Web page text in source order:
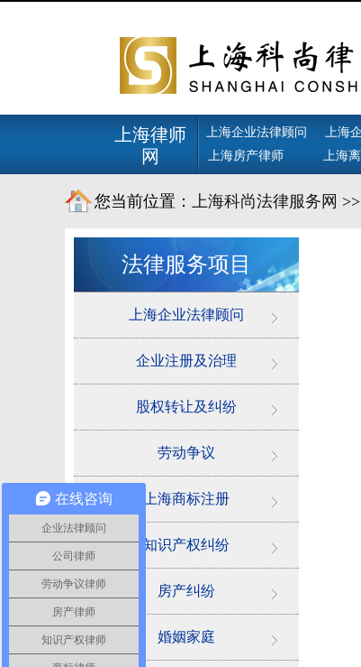
上海律师
网
上海企业法律顾问 上海
上海房产律师
上海
您当前位置： 上海科尚法律服务网 >>
法律服务项目
上海企业法律顾问
企业注册及治理
股权转让及纠纷
劳动争议
上海商标注册
知识产权纠纷
房产纠纷
婚姻家庭
在线咨询
企业法律顾问
公司律师
劳动争议律师
房产律师
知识产权律师